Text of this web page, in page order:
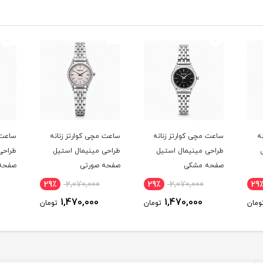
29٪
ساعت مچی کوارتز زنانه
طراحی مينيمال استيل
صفحه مشکی
2,070,000 29٪
1,470,000 تومان
ساعت مچی کوارتز زنانه
طراحی مينيمال استيل
صفحه صورتی
2,070,000 29٪
1,470,000 تومان